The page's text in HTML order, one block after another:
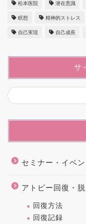
松本医院 潜在意識
瞑想 精神的ストレス
自己実現 自己成長
サ
セミナー・イベ
アトピー回復・
回復方法
回復記録